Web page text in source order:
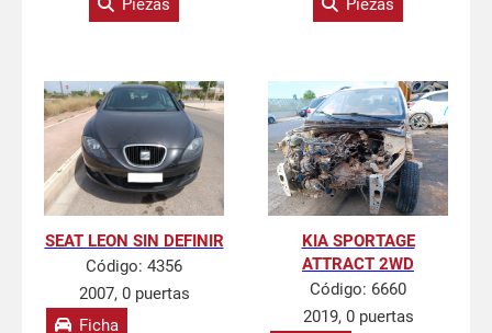
SEAT LEON SIN DEFINIR
Código: 4356
2007, 0 puertas
Ficha
KIA SPORTAGE
ATTRACT 2WD
Código: 6660
2019, 0 puertas